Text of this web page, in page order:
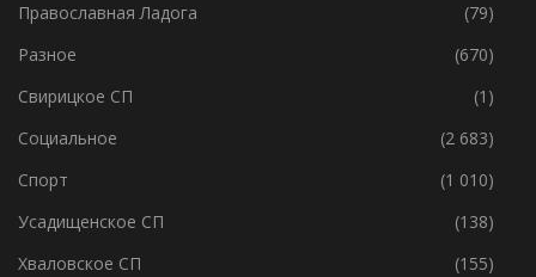
Православная Ладога
(79)
Разное
(670)
Свирицкое СП
(1)
Социальное
(2 683)
Спорт
(1 010)
Усадищенское СП
(138)
Хваловское СП
(155)